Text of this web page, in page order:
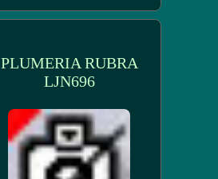
PLUMERIA RUBRA
LJN696